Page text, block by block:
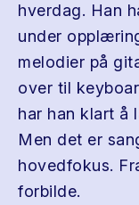
hverdag. Han
under
melodier på
over til
har han klart å
Men det er
hovedfokus.
forbilde.